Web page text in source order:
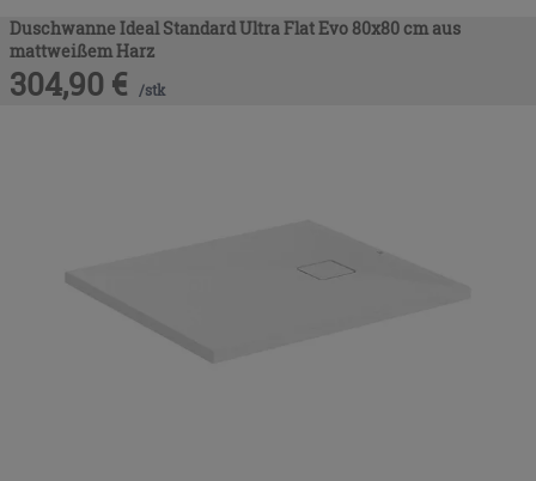
Duschwanne Ideal Standard Ultra Flat Evo 80x80 cm aus
mattweißem Harz
304,90 € /stk